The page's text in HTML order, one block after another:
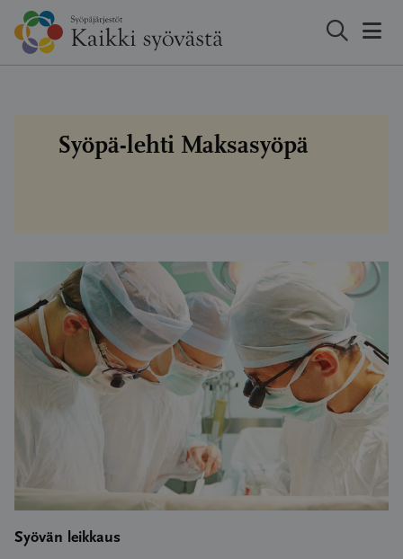
Hyppää
sisältöön
Syöpä-lehti Maksasyöpä
Syövän leikkaus